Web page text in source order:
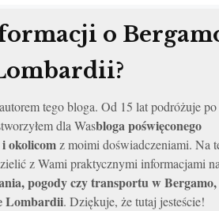
o
tego bloga. Od 15 lat podróżuje po
dla Wasbloga poświęconego
okolicomz moimi doświadczeniami. Na
z Wami praktycznymi informacjami
pogody czy transportu w Bergamo,
Lombardii. Dziękuje, że tutaj jesteście!